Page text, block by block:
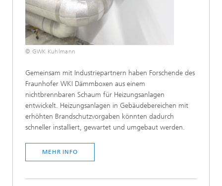
© GWK Kuhlmann
Gemeinsam mit Industriepartnern haben Forschende des
Fraunhofer WKI Dämmboxen aus einem
nichtbrennbaren Schaum für Heizungsanlagen
entwickelt. Heizungsanlagen in Gebäudebereichen mit
erhöhten Brandschutzvorgaben könnten dadurch
schneller installiert, gewartet und umgebaut werden.
MEHR INFO